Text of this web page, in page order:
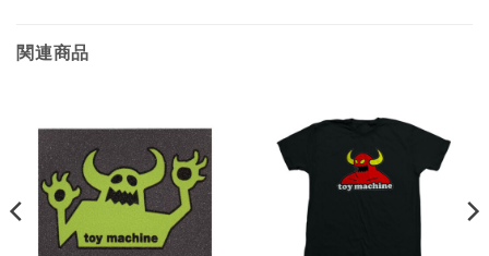
関連商品